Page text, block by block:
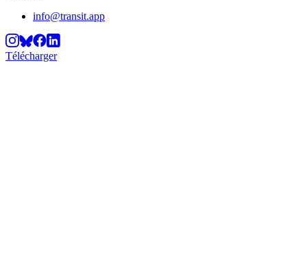
info@transit.app
Télécharger